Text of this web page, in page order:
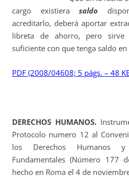
cargo existierasaldo
acreditarlo, deberá aportar
libreta de ahorro, pero
suficiente con que tenga saldo
PDF (2008/04608; 5 págs. – 48
DERECHOS HUMANOS.
Protocolo numero 12 al
los Derechos Humanos
Fundamentales (Número 177
hecho en Roma el 4 de